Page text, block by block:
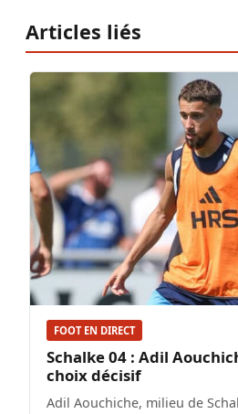
Articles liés
FOOT EN DIRECT
Schalke 04 : Adil
choix décisif
Adil Aouchiche, milieu de